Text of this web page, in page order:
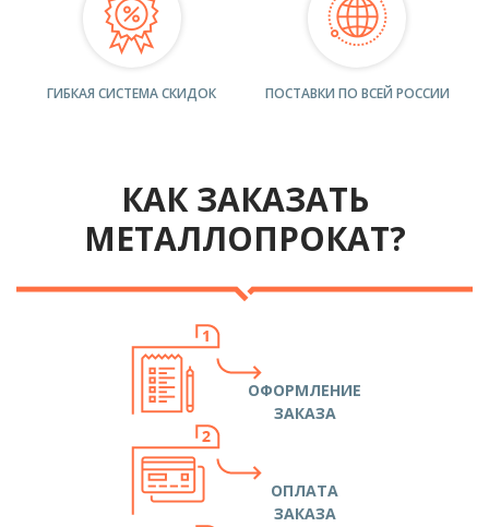
ГИБКАЯ СИСТЕМА СКИДОК ПОСТАВКИ ПО ВСЕЙ РОССИИ
КАК ЗАКАЗАТЬ
МЕТАЛЛОПРОКАТ?
ОФОРМЛЕНИЕ
ЗАКАЗА
ОПЛАТА
ЗАКАЗА